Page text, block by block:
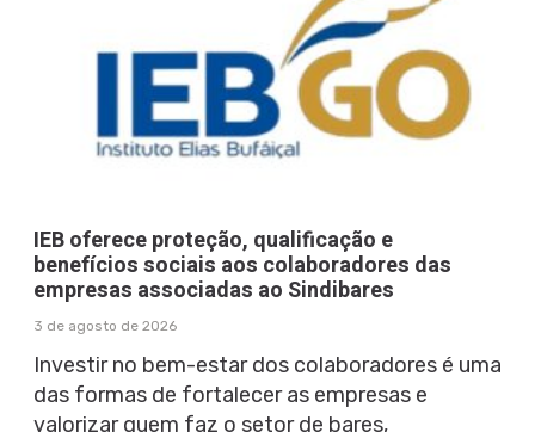
IEB oferece proteção, qualificação e
benefícios sociais aos colaboradores das
empresas associadas ao Sindibares
3 de agosto de 2026
Investir no bem-estar dos colaboradores é uma
das formas de fortalecer as empresas e
valorizar quem faz o setor de bares,